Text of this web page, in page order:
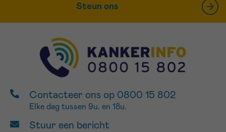
Steun ons
Contacteer ons op 0800 15 802
Elke dag tussen 9u. en 18u.
Stuur een bericht